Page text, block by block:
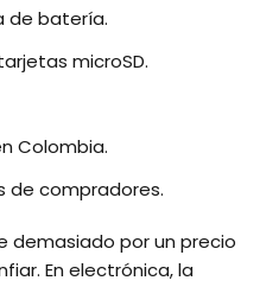
de batería.
microSD.
Colombia.
de compradores.
demasiado por un precio
En electrónica, la